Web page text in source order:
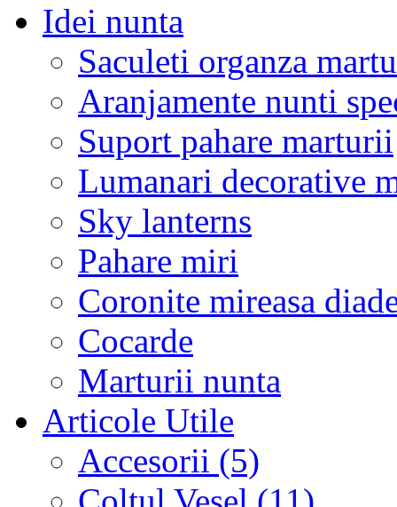
Idei nunta
Saculeti organza
Aranjamente nunti
Suport pahare marturii
Lumanari decorative
Sky lanterns
Pahare miri
Coronite mireasa
Cocarde
Marturii nunta
Articole Utile
Accesorii (5)